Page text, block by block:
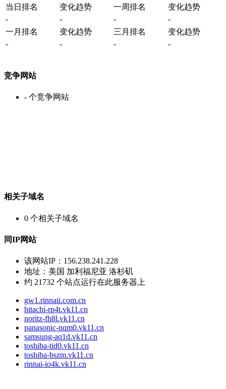
当日排名 变化趋势 一周排名
变化趋势
-
- -
-
一月排名
变化趋势 三月排名
变化趋势
-
- - -
竞争网站
- 个竞争网站
相关子域名
0 个相关子域名
同IP网站
该网站IP： 156.238.241.228
地址： 美国 加利福尼亚 洛杉矶
约 21732 个站点运行在此服务器上
gw1.rinnaii.com.cn
hitachi-rp4t.vk11.cn
noritz-fh8l.vk11.cn
panasonic-nqm0.vk11.cn
samsung-aq1d.vk11.cn
toshiba-tid0.vk11.cn
toshiba-bszm.vk11.cn
rinnai-io4k.vk11.cn